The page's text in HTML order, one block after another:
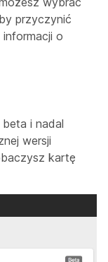
przyczynić
o
i nadal
wersji
kartę